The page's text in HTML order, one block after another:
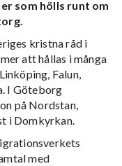
som hölls runt om
kristna råd i
att hållas i många
Falun,
I Göteborg
på Nordstan,
i Domkyrkan.
med